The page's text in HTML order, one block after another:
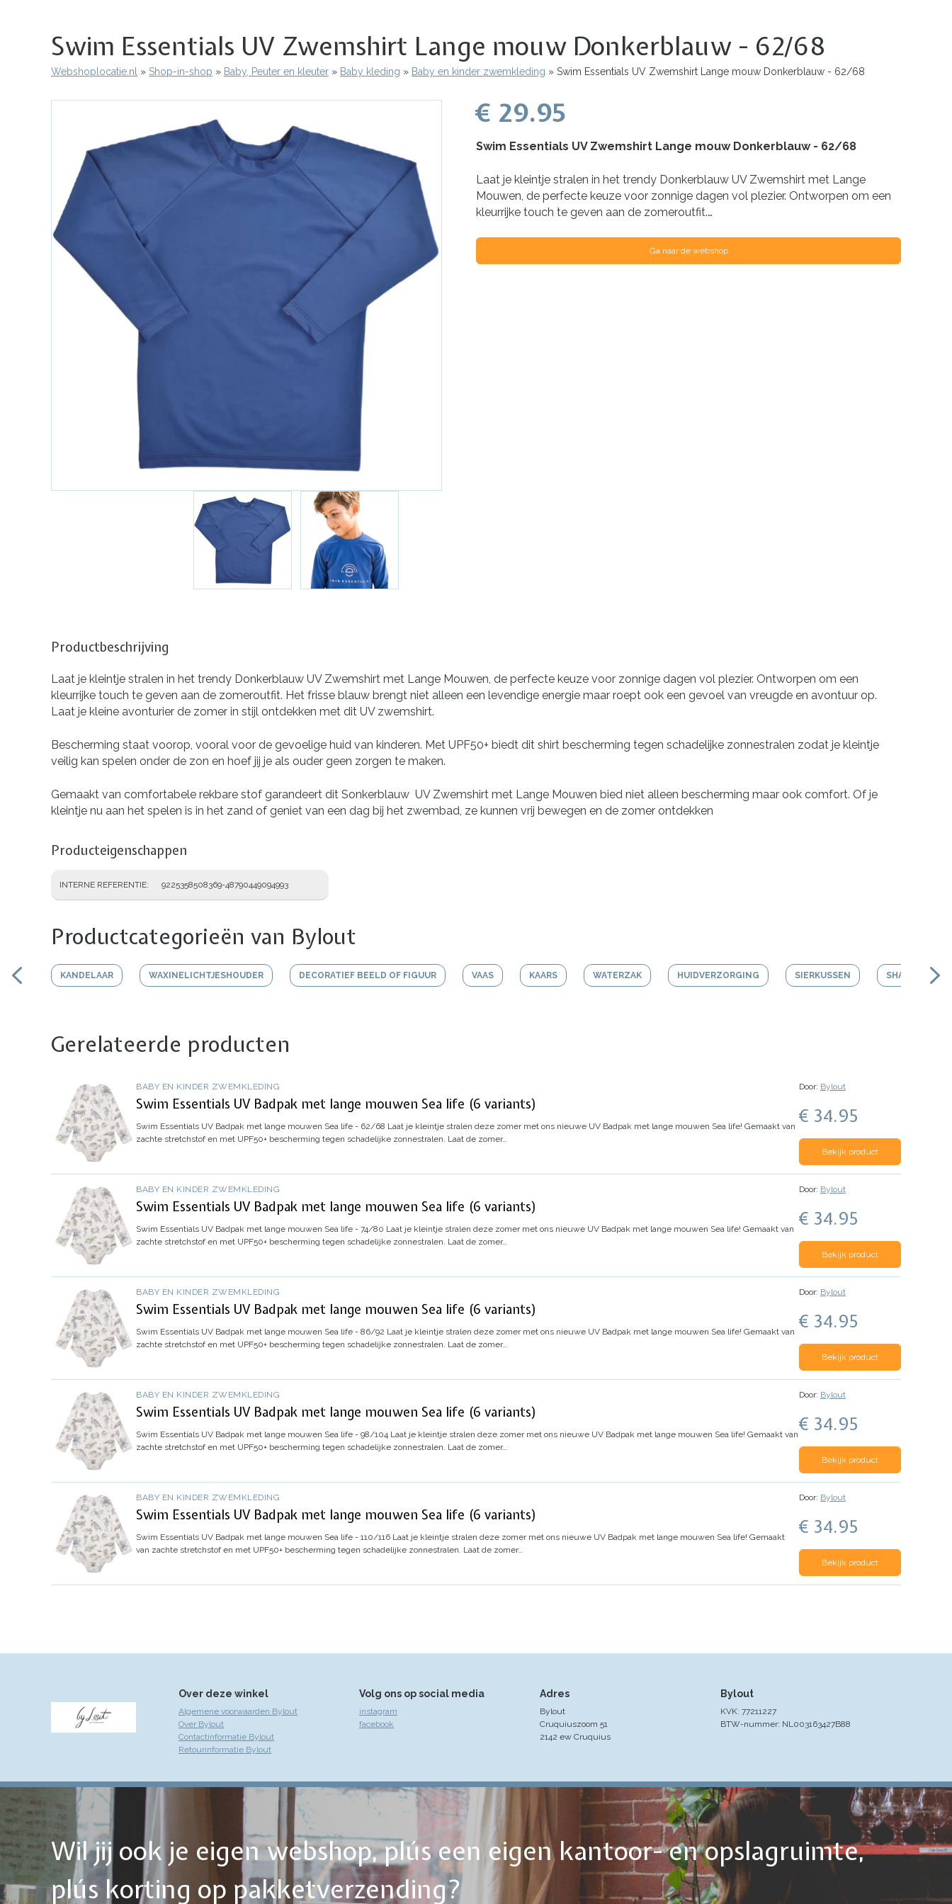
Swim Essentials UV Zwemshirt Lange mouw Donkerblauw - 62/68
Kruimelpad
Webshoplocatie.nl Shop-in-shop Baby, Peuter en kleuter Baby kleding Baby en kinder zwemkleding Swim Essentials UV Zwemshirt Lange mouw Donkerblauw - 62/68
€ 29.95
Swim Essentials UV Zwemshirt Lange mouw Donkerblauw - 62/68
Laat je kleintje stralen in het trendy Donkerblauw UV Zwemshirt met Lange
Mouwen, de perfecte keuze voor zonnige dagen vol plezier. Ontworpen om een
kleurrijke touch te geven aan de zomeroutfit.…
Ga naar de webshop
Productbeschrijving
Laat je kleintje stralen in het trendy Donkerblauw UV Zwemshirt met Lange Mouwen, de perfecte keuze voor zonnige dagen vol plezier. Ontworpen om een
kleurrijke touch te geven aan de zomeroutfit. Het frisse blauw brengt niet alleen een levendige energie maar roept ook een gevoel van vreugde en avontuur op.
Laat je kleine avonturier de zomer in stijl ontdekken met dit UV zwemshirt.
Bescherming staat voorop, vooral voor de gevoelige huid van kinderen. Met UPF50+ biedt dit shirt bescherming tegen schadelijke zonnestralen zodat je kleintje
veilig kan spelen onder de zon en hoef jij je als ouder geen zorgen te maken.
Gemaakt van comfortabele rekbare stof garandeert dit Sonkerblauw UV Zwemshirt met Lange Mouwen bied niet alleen bescherming maar ook comfort. Of je
kleintje nu aan het spelen is in het zand of geniet van een dag bij het zwembad, ze kunnen vrij bewegen en de zomer ontdekken
Producteigenschappen
INTERNE REFERENTIE 9225358508369-48790449094993
Productcategorieën van Bylout
KANDELAAR WAXINELICHTJESHOUDER DECORATIEF BEELD OF FIGUUR VAAS KAARS WATERZAK HUIDVERZORGING SIERKUSSEN SHAMPOO
Gerelateerde producten
BABY EN KINDER ZWEMKLEDING
Swim Essentials UV Badpak met lange mouwen Sea life (6 variants)
Swim Essentials UV Badpak met lange mouwen Sea life - 62/68 Laat je kleintje stralen deze zomer met ons nieuwe UV Badpak met lange mouwen Sea life! Gemaakt van
zachte stretchstof en met UPF50+ bescherming tegen schadelijke zonnestralen. Laat de zomer…
Door: Bylout
€ 34.95
Bekijk product
BABY EN KINDER ZWEMKLEDING
Swim Essentials UV Badpak met lange mouwen Sea life (6 variants)
Swim Essentials UV Badpak met lange mouwen Sea life - 74/80 Laat je kleintje stralen deze zomer met ons nieuwe UV Badpak met lange mouwen Sea life! Gemaakt van
zachte stretchstof en met UPF50+ bescherming tegen schadelijke zonnestralen. Laat de zomer…
Door: Bylout
€ 34.95
Bekijk product
BABY EN KINDER ZWEMKLEDING
Swim Essentials UV Badpak met lange mouwen Sea life (6 variants)
Swim Essentials UV Badpak met lange mouwen Sea life - 86/92 Laat je kleintje stralen deze zomer met ons nieuwe UV Badpak met lange mouwen Sea life! Gemaakt van
zachte stretchstof en met UPF50+ bescherming tegen schadelijke zonnestralen. Laat de zomer…
Door: Bylout
€ 34.95
Bekijk product
BABY EN KINDER ZWEMKLEDING
Swim Essentials UV Badpak met lange mouwen Sea life (6 variants)
Swim Essentials UV Badpak met lange mouwen Sea life - 98/104 Laat je kleintje stralen deze zomer met ons nieuwe UV Badpak met lange mouwen Sea life! Gemaakt van
zachte stretchstof en met UPF50+ bescherming tegen schadelijke zonnestralen. Laat de zomer…
Door: Bylout
€ 34.95
Bekijk product
BABY EN KINDER ZWEMKLEDING
Swim Essentials UV Badpak met lange mouwen Sea life (6 variants)
Swim Essentials UV Badpak met lange mouwen Sea life - 110/116 Laat je kleintje stralen deze zomer met ons nieuwe UV Badpak met lange mouwen Sea life! Gemaakt
van zachte stretchstof en met UPF50+ bescherming tegen schadelijke zonnestralen. Laat de zomer…
Door: Bylout
€ 34.95
Bekijk product
Over deze winkel
Algemene voorwaarden Bylout
Over Bylout
Contactinformatie Bylout
Retourinformatie Bylout
Volg ons op social media
instagram
facebook
Adres
Bylout
Cruquiuszoom 51
2142 ew Cruquius
Bylout
KVK: 77211227
BTW-nummer: NL003163427B88
Wil jij ook je eigen webshop, plús een eigen kantoor- en opslagruimte,
plús korting op pakketverzending?